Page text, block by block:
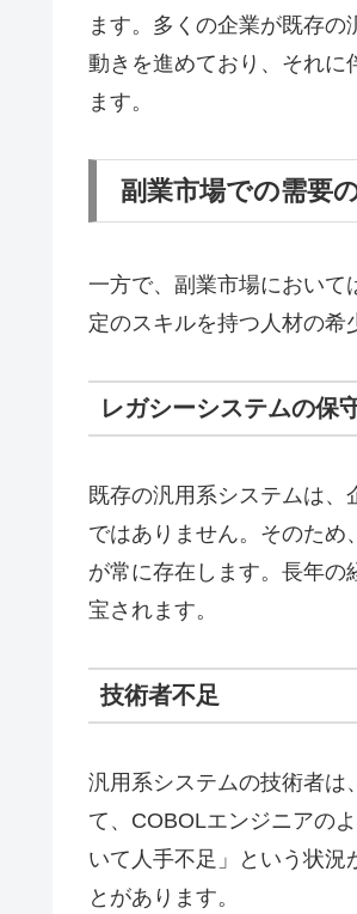
ます。多くの企業が既存
動きを進めており、それに
ます。
副業市場での需要
一方で、副業市場において
定のスキルを持つ人材の希
レガシーシステムの保
既存の汎用系システムは
ではありません。そのた
が常に存在します。長年の
宝されます。
技術者不足
汎用系システムの技術者は
て、COBOLエンジニアの
いて人手不足」という状況
とがあります。